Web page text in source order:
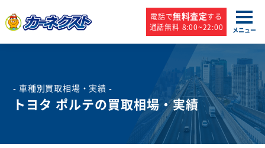
電話で無料査定する
通話無料 8:00~22:00
メニュー
- 車種別買取相場・実績 -
トヨタ ポルテの買取相場・実績